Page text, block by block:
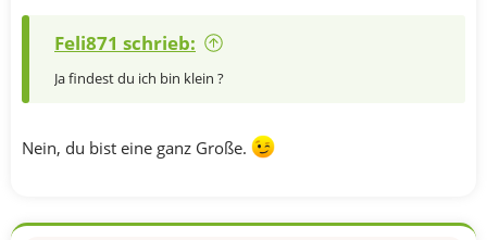
Feli871 schrieb:
Ja findest du ich bin klein ?
Nein, du bist eine ganz Große.